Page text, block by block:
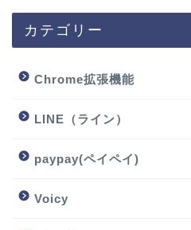
カテゴリー
Chrome拡張機能
LINE（ライン）
paypay(ペイペイ)
Voicy